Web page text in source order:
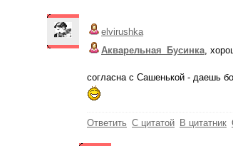
elvirushka
Акварельная_Бусинка,
согласна с Сашенькой - даешь
Ответить С цитатой В цитатник